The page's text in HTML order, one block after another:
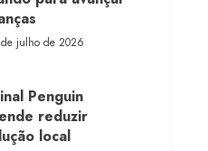
julho de 2026
Penguin
reduzir
local